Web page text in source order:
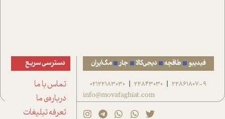
فیدیبو طاقچه دیجی‌کالا جار مگ‌ایران
22861807-9
|
22843030
|
02122183030
info@movafaghiat.com
دسترسی سریع
تماس با ما
درباره‌ی ما
تعرفه تبلیغات